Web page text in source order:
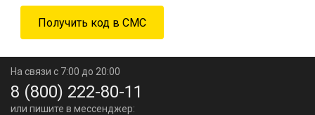
На связи с 7:00 до 20:00
8 (800) 222-80-11
или пишите в мессенджер: